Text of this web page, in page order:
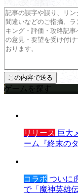
ゲームを探す
リリース 巨大
ーム『終末の
コラボ ついに
で「魔神英雄